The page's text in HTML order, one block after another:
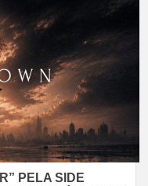
PELA SIDE